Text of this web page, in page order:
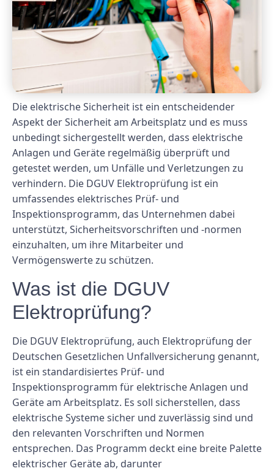
Die elektrische Sicherheit ist ein entscheidender
Aspekt der Sicherheit am Arbeitsplatz und es muss
unbedingt sichergestellt werden, dass elektrische
Anlagen und Geräte regelmäßig überprüft und
getestet werden, um Unfälle und Verletzungen zu
verhindern. Die DGUV Elektroprüfung ist ein
umfassendes elektrisches Prüf- und
Inspektionsprogramm, das Unternehmen dabei
unterstützt, Sicherheitsvorschriften und -normen
einzuhalten, um ihre Mitarbeiter und
Vermögenswerte zu schützen.
Was ist die DGUV
Elektroprüfung?
Die DGUV Elektroprüfung, auch Elektroprüfung der
Deutschen Gesetzlichen Unfallversicherung genannt,
ist ein standardisiertes Prüf- und
Inspektionsprogramm für elektrische Anlagen und
Geräte am Arbeitsplatz. Es soll sicherstellen, dass
elektrische Systeme sicher und zuverlässig sind und
den relevanten Vorschriften und Normen
entsprechen. Das Programm deckt eine breite Palette
elektrischer Geräte ab, darunter